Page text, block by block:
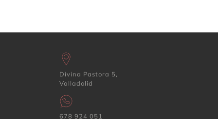
Divina Pastora 5,
Valladolid
678 924 051